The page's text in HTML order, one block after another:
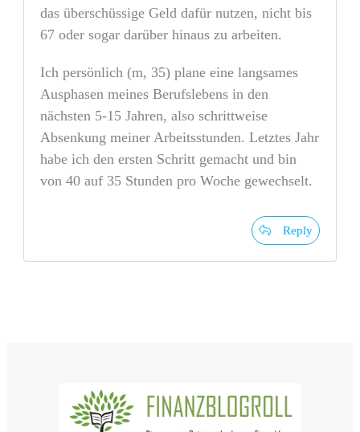
das überschüssige Geld dafür nutzen, nicht bis
67 oder sogar darüber hinaus zu arbeiten.
Ich persönlich (m, 35) plane eine langsames
Ausphasen meines Berufslebens in den
nächsten 5-15 Jahren, also schrittweise
Absenkung meiner Arbeitsstunden. Letztes Jahr
habe ich den ersten Schritt gemacht und bin
von 40 auf 35 Stunden pro Woche gewechselt.
Reply